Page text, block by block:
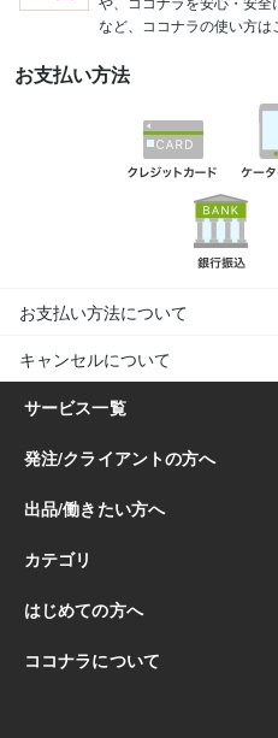
など、ココナラの使い方は
お支払い方法
お支払い方法について
キャンセルについて